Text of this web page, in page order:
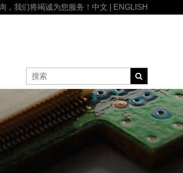
，我们将竭诚为您服务！ 中文 ENGLISH